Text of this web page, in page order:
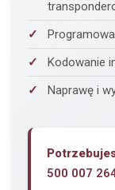
Kodowanie
Naprawę i
500 007